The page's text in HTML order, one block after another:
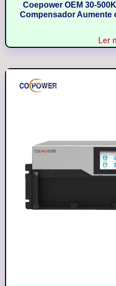
Coepower OEM 30-
Compensador Aumente
Ler